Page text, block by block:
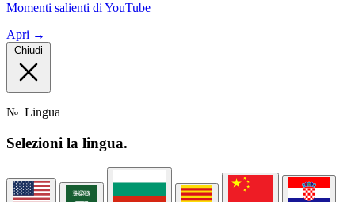
Momenti salienti di YouTube
Apri →
Chiudi
№ Lingua
Selezioni la lingua.